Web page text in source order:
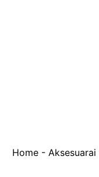
Home - Aksesuarai